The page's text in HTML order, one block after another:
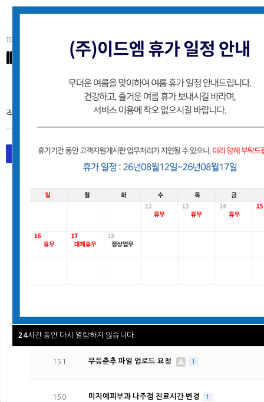
24시간 동안 다시 열람하지 않습니다.
TEL (062)223-3234
IDM (주)이드엠 고객사 유지보수지원 게시판
작업처리는 접수된 순서로 처리해 드리며, 별도의 안내없이 처리
- 유지보수팀
작업요청등록
고객지원게시판
152 광주장애인총연합회 홈페이지 배너 추가 후 동영상 업
151 무등춘추 파일 업로드 요청 1
150 미지예피부과 나주점 진료시간 변경 1